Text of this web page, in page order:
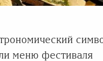
меню фестиваля